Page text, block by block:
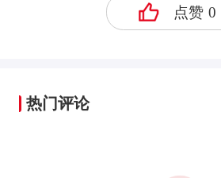
点赞 0
热门评论